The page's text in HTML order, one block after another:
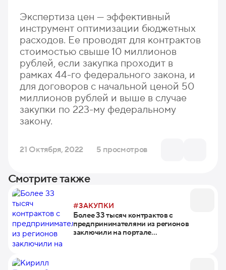
Экспертиза цен — эффективный
инструмент оптимизации бюджетных
расходов. Ее проводят для контрактов
стоимостью свыше 10 миллионов
рублей, если закупка проходит в
рамках 44-го федерального закона, и
для договоров с начальной ценой 50
миллионов рублей и выше в случае
закупки по 223-му федеральному
закону.
21 Октября, 2022 5 просмотров
Смотрите также
#ЗАКУПКИ
Более 33 тысяч контрактов с
предпринимателями из регионов
заключили на портале